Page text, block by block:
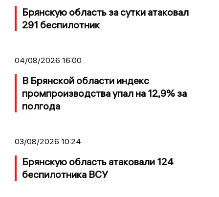
Брянскую область за сутки атаковал
291 беспилотник
04/08/2026 16:00
В Брянской области индекс
промпроизводства упал на 12,9% за
полгода
03/08/2026 10:24
Брянскую область атаковали 124
беспилотника ВСУ